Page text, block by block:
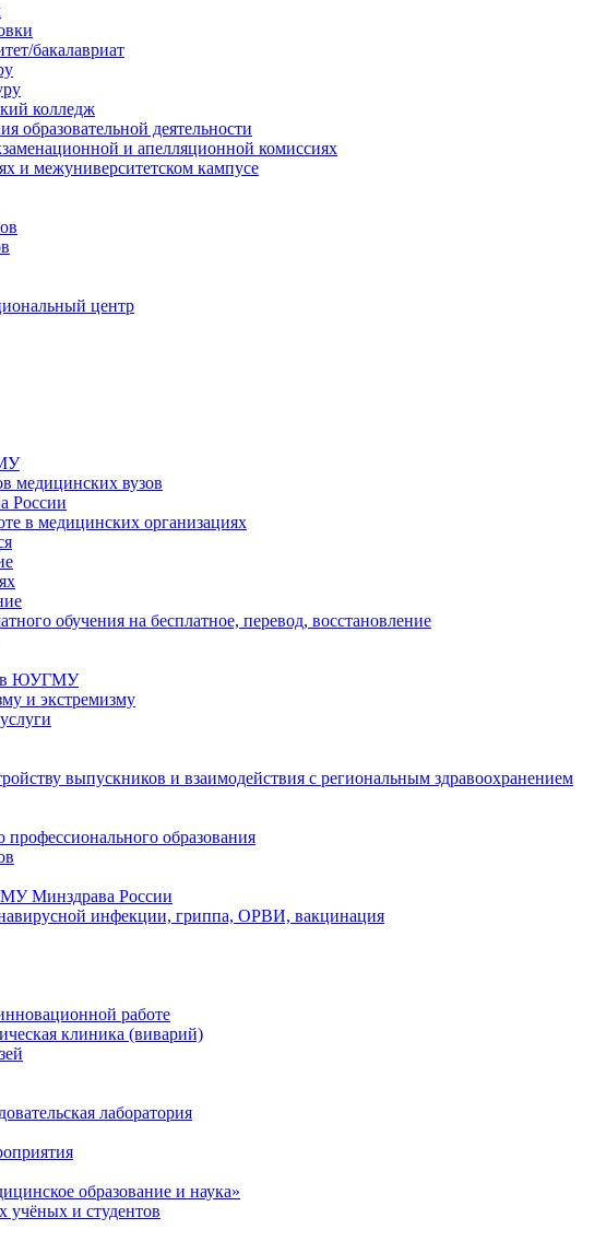
бакалавриат
колледж
образовательной деятельности
и апелляционной комиссиях
и межуниверситетском кампусе
центр
медицинских вузов
России
в медицинских организациях
обучения на бесплатное, перевод, восстановление
ЮУГМУ
и экстремизму
выпускников и взаимодействия с региональным здравоохранением
образования
Минздрава России
инфекции, гриппа, ОРВИ, вакцинация
работе
клиника (виварий)
лаборатория
образование и наука»
учёных и студентов